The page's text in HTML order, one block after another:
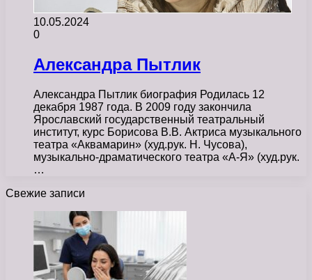
10.05.2024
0
Александра Пытлик
Александра Пытлик биография Родилась 12
декабря 1987 года. В 2009 году закончила
Ярославский государственный театральный
институт, курс Борисова В.В. Актриса музыкального
театра «Аквамарин» (худ.рук. Н. Чусова),
музыкально-драматического театра «А-Я» (худ.рук.
…
Свежие записи